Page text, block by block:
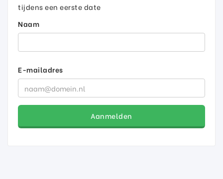
tijdens een eerste date
Naam
E-mailadres
Aanmelden